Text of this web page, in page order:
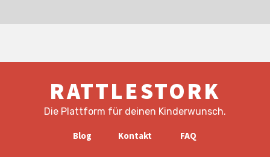
RATTLESTORK
Die Plattform für deinen Kinderwunsch.
Blog Kontakt FAQ